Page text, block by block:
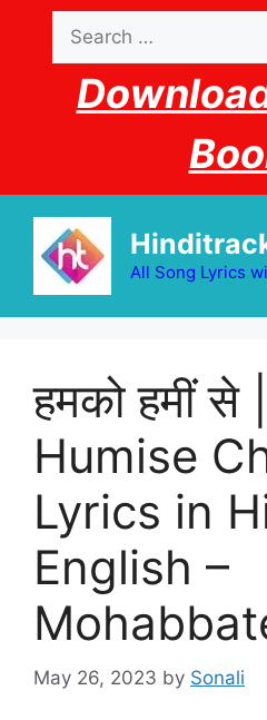
content
for:
All Song Lyrics
हमको हमीं
Humise
Lyrics in
English –
May 26, 2023 by Sonali